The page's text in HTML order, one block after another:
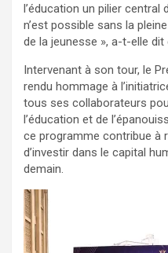
l’éducation un pilier central
n’est possible sans la
de la jeunesse », a-t-elle dit
Intervenant à son tour, le
rendu hommage à
tous ses collaborateurs
l’éducation et de
ce programme contribue à
d’investir dans le capital
demain.